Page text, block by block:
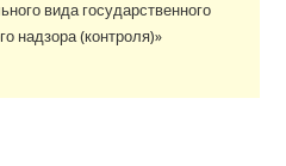
вида государственного
надзора (контроля)»